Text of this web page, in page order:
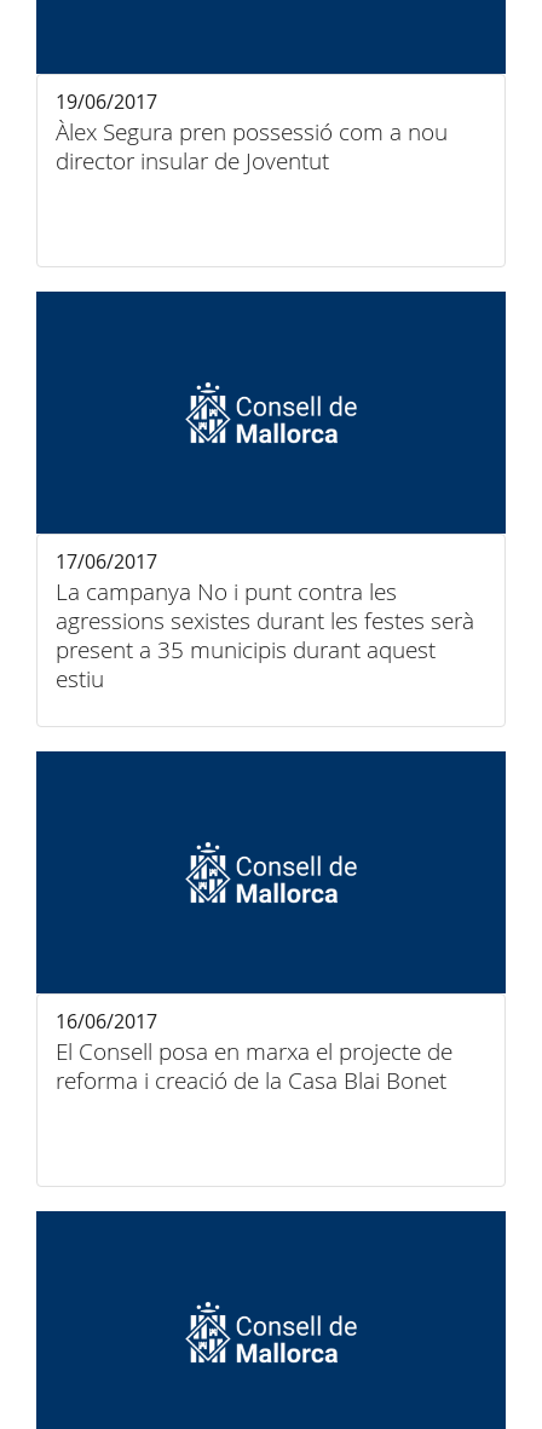
Àlex Segura pren possessió com a nou
director insular de Joventut
19/06/2017
La campanya No i punt contra les
agressions sexistes durant les festes serà
present a 35 municipis durant aquest
estiu
17/06/2017
El Consell posa en marxa el projecte de
reforma i creació de la Casa Blai Bonet
16/06/2017